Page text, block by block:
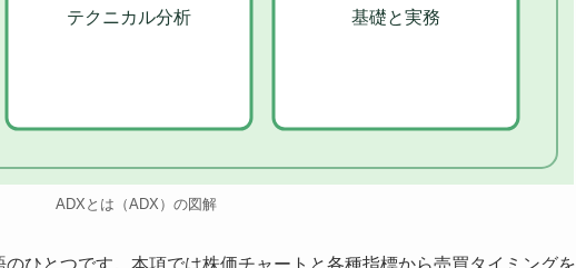
テクニカル分析 基礎と実務
ADXとは（ADX）の図解